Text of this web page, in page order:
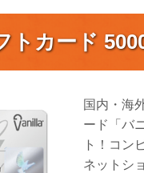
カード
国内・海
ード「バ
ト！コン
ネットシ